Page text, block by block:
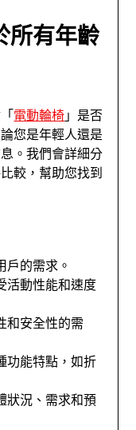
所有年齡
電動輪椅」是否
您是年輕人還是
。我們會詳細分
較，幫助您找到
戶的需求。
活動性能和速度
和安全性的需
功能特點，如折
狀況、需求和預